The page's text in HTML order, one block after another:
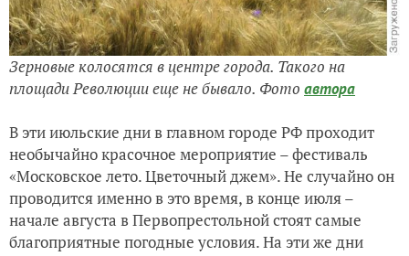
Зерновые колосятся в центре города. Такого на
площади Революции еще не бывало. Фото автора
В эти июльские дни в главном городе РФ проходит
необычайно красочное мероприятие – фестиваль
«Московское лето. Цветочный джем». Не случайно он
проводится именно в это время, в конце июля –
начале августа в Первопрестольной стоят самые
благоприятные погодные условия. На эти же дни